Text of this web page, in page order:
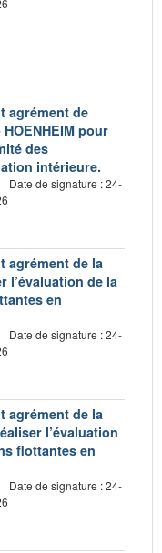
agrément de
pour
des
intérieure.
Date de signature : 24-
agrément de la
l’évaluation de la
en
Date de signature : 24-
agrément de la
l’évaluation
flottantes en
Date de signature : 24-